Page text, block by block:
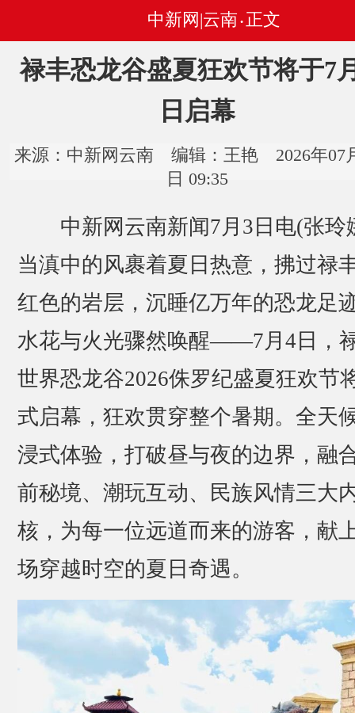
中新网|云南 • 正文
禄丰恐龙谷盛夏狂欢节将于7
日启幕
来源：中新网云南 编辑：王艳 2026年07
日 09:35
中新网云南新闻7月3日电(张玲
当滇中的风裹着夏日热意，拂过禄
红色的岩层，沉睡亿万年的恐龙足
水花与火光骤然唤醒——7月4日，
世界恐龙谷2026侏罗纪盛夏狂欢节
式启幕，狂欢贯穿整个暑期。全天
浸式体验，打破昼与夜的边界，融
前秘境、潮玩互动、民族风情三大
核，为每一位远道而来的游客，献
场穿越时空的夏日奇遇。